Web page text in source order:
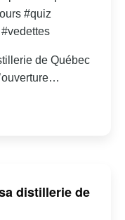
#quiz
de Québec
distillerie de